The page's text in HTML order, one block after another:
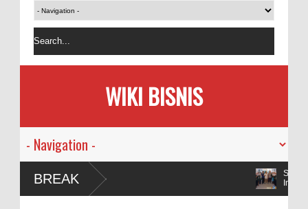
WIKI BISNIS
BREAK
Success Story BPVP Padang: